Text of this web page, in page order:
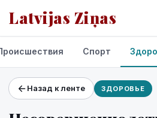
Latvijas Ziņas
Проекты и сервисы
Спорт
Назад к ленте ЗДОРОВЬЕ